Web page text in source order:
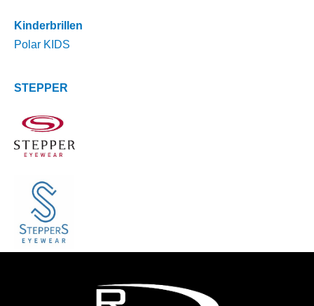
Kinderbrillen
Polar KIDS
STEPPER